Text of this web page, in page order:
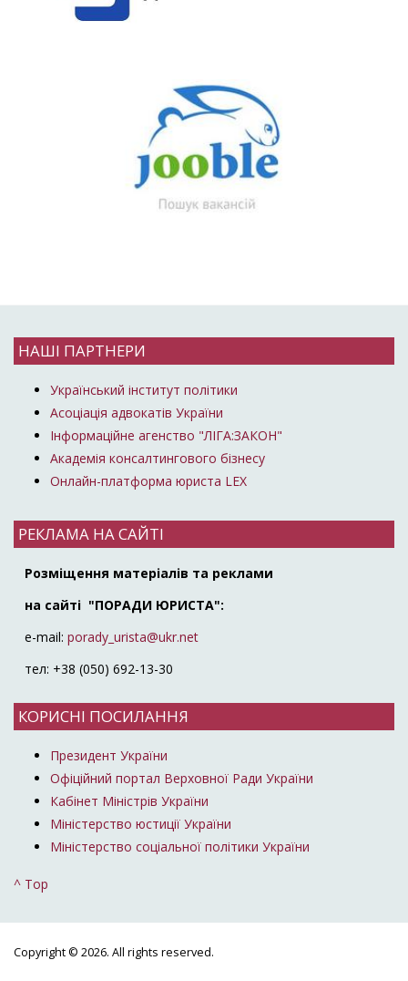
НАШІ ПАРТНЕРИ
Український інститут політики
Асоціація адвокатів України
Інформаційне агенство "ЛІГА:ЗАКОН"
Академія консалтингового бізнесу
Онлайн-платформа юриста LEX
РЕКЛАМА НА САЙТІ
Розміщення матеріалів та реклами
на сайті "ПОРАДИ ЮРИСТА":
e-mail: porady_urista@ukr.net
тел: +38 (050) 692-13-30
КОРИСНІ ПОСИЛАННЯ
Президент України
Офіційний портал Верховної Ради України
Кабінет Міністрів України
Міністерство юстиції України
Міністерство соціальної політики України
^ Top
Copyright © 2026. All rights reserved.